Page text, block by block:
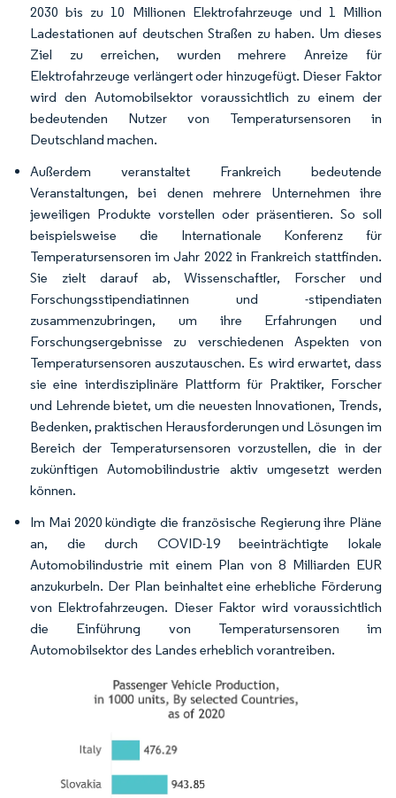
2030 bis zu 10 Millionen Elektrofahrzeuge und 1 Million
Ladestationen auf deutschen Straßen zu haben. Um dieses
Ziel zu erreichen, wurden mehrere Anreize für
Elektrofahrzeuge verlängert oder hinzugefügt. Dieser Faktor
wird den Automobilsektor voraussichtlich zu einem der
bedeutenden Nutzer von Temperatursensoren in
Deutschland machen.
Außerdem veranstaltet Frankreich bedeutende
Veranstaltungen, bei denen mehrere Unternehmen ihre
jeweiligen Produkte vorstellen oder präsentieren. So soll
beispielsweise die Internationale Konferenz für
Temperatursensoren im Jahr 2022 in Frankreich stattfinden.
Sie zielt darauf ab, Wissenschaftler, Forscher und
Forschungsstipendiatinnen und -stipendiaten
zusammenzubringen, um ihre Erfahrungen und
Forschungsergebnisse zu verschiedenen Aspekten von
Temperatursensoren auszutauschen. Es wird erwartet, dass
sie eine interdisziplinäre Plattform für Praktiker, Forscher
und Lehrende bietet, um die neuesten Innovationen, Trends,
Bedenken, praktischen Herausforderungen und Lösungen im
Bereich der Temperatursensoren vorzustellen, die in der
zukünftigen Automobilindustrie aktiv umgesetzt werden
können.
Im Mai 2020 kündigte die französische Regierung ihre Pläne
an, die durch COVID-19 beeinträchtigte lokale
Automobilindustrie mit einem Plan von 8 Milliarden EUR
anzukurbeln. Der Plan beinhaltet eine erhebliche Förderung
von Elektrofahrzeugen. Dieser Faktor wird voraussichtlich
die Einführung von Temperatursensoren im
Automobilsektor des Landes erheblich vorantreiben.